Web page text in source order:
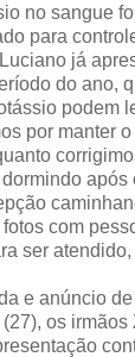
no sangue
para
já
do ano,
podem
por manter
após
com
ser
e anúncio
os